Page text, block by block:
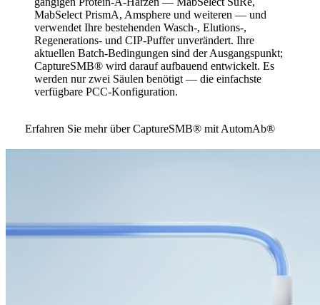
MabSelect PrismA, Amsphere und weiteren — und
verwendet Ihre bestehenden Wasch-, Elutions-,
Regenerations- und CIP-Puffer unverändert. Ihre
aktuellen Batch-Bedingungen sind der Ausgangspunkt;
CaptureSMB® wird darauf aufbauend entwickelt. Es
werden nur zwei Säulen benötigt — die einfachste
verfügbare PCC-Konfiguration.
Erfahren Sie mehr über CaptureSMB® mit AutomAb®